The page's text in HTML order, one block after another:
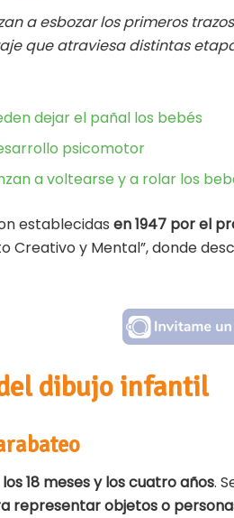
ai
l
m
p
ti
r
a esbozar los primeros
que atraviesa distintas
dejar el pañal los bebés
psicomotor
a voltearse y a rolar los
establecidas en 1947 por el
Creativo y Mental”, donde
dibujo infantil
18 meses y los cuatro años.
representar objetos o